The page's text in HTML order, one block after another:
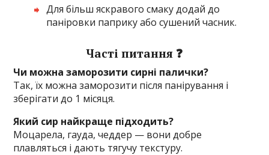
Для більш яскравого смаку додай до
паніровки паприку або сушений часник.
Часті питання ❓
Чи можна заморозити сирні палички?
Так, їх можна заморозити після панірування і
зберігати до 1 місяця.
Який сир найкраще підходить?
Моцарела, гауда, чеддер — вони добре
плавляться і дають тягучу текстуру.